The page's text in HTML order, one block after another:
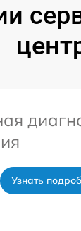
Узнать